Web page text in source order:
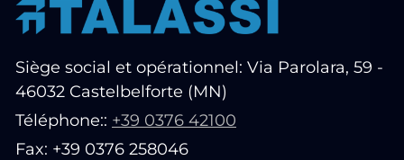
Siège social et opérationnel: Via Parolara, 59 -
46032 Castelbelforte (MN)
Téléphone:: +39 0376 42100
Fax: +39 0376 258046